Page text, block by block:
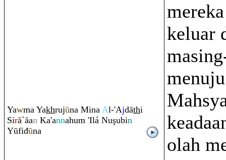
Yawma Yakhrujūna Mina Al-'Ajdāthi
Sirā`āan Ka'annahum 'Ilá Nuşubin
Yūfiđūna
keluar
olah